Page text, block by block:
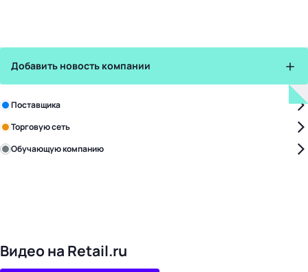
Добавить новость компании
Зарегистрируйте в бизнес-центре:
Поставщика
Торговую сеть
Обучающую компанию
Видео на Retail.ru